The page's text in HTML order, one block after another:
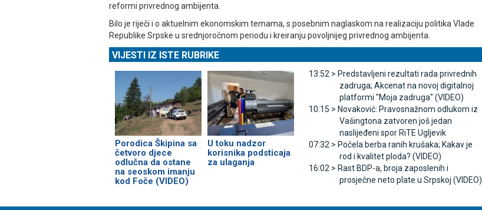
reformi privrednog ambijenta.
Bilo je riječi i o aktuelnim ekonomskim temama, s posebnim naglaskom na realizaciju politika Vlade
Republike Srpske u srednjoročnom periodu i kreiranju povoljnijeg privrednog ambijenta.
VIJESTI IZ ISTE RUBRIKE
Porodica Škipina sa
četvoro djece
odlučna da ostane
na seoskom imanju
kod Foče (VIDEO)
U toku nadzor
korisnika podsticaja
za ulaganja
13:52 > Predstavljeni rezultati rada privrednih
zadruga; Akcenat na novoj digitalnoj
platformi "Moja zadruga" (VIDEO)
10:15 > Novaković: Pravosnažnom odlukom iz
Vašingtona zatvoren još jedan
naslijeđeni spor RiTE Ugljevik
07:32 > Počela berba ranih krušaka; Kakav je
rod i kvalitet ploda? (VIDEO)
16:02 > Rast BDP-a, broja zaposlenih i
prosječne neto plate u Srpskoj (VIDEO)